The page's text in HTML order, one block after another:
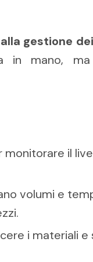
gestione
in mano, ma
il
volumi e
i materiali e